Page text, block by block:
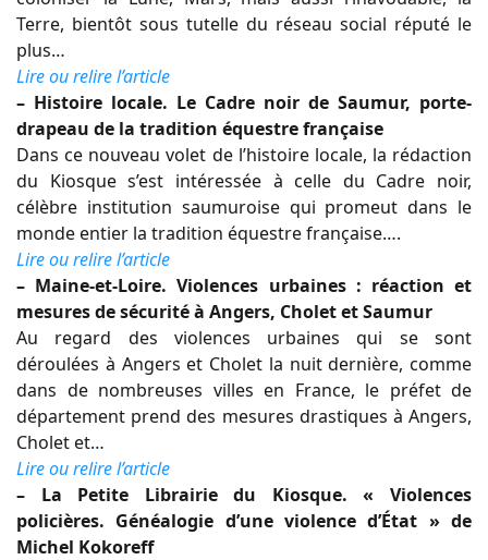
Terre, bientôt sous tutelle du réseau social réputé le
plus…
Lire ou relire l’article
– Histoire locale. Le Cadre noir de Saumur, porte-
drapeau de la tradition équestre française
Dans ce nouveau volet de l’histoire locale, la rédaction
du Kiosque s’est intéressée à celle du Cadre noir,
célèbre institution saumuroise qui promeut dans le
monde entier la tradition équestre française….
Lire ou relire l’article
– Maine-et-Loire. Violences urbaines : réaction et
mesures de sécurité à Angers, Cholet et Saumur
Au regard des violences urbaines qui se sont
déroulées à Angers et Cholet la nuit dernière, comme
dans de nombreuses villes en France, le préfet de
département prend des mesures drastiques à Angers,
Cholet et…
Lire ou relire l’article
– La Petite Librairie du Kiosque. « Violences
policières. Généalogie d’une violence d’État » de
Michel Kokoreff